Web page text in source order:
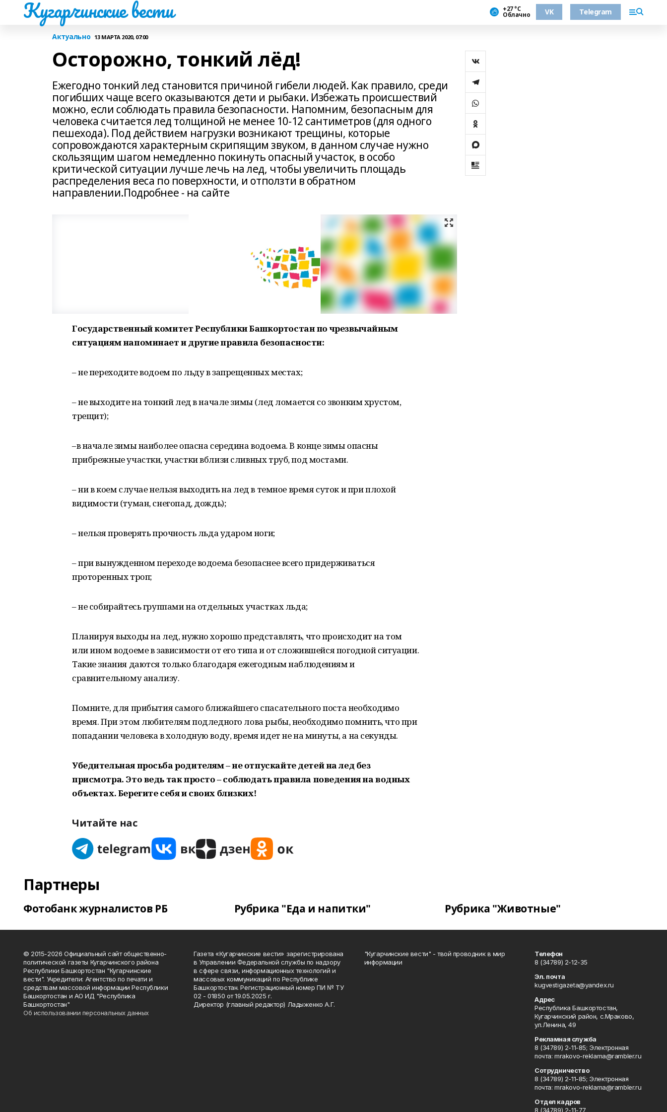
Кугарчинские вести +27 °С
Облачно VK Telegram
Актуально 13 МАРТА 2020, 07:00
Осторожно, тонкий лёд!
Ежегодно тонкий лед становится причиной гибели людей. Как правило, среди
погибших чаще всего оказываются дети и рыбаки. Избежать происшествий
можно, если соблюдать правила безопасности. Напомним, безопасным для
человека считается лед толщиной не менее 10-12 сантиметров (для одного
пешехода). Под действием нагрузки возникают трещины, которые
сопровождаются характерным скрипящим звуком, в данном случае нужно
скользящим шагом немедленно покинуть опасный участок, в особо
критической ситуации лучше лечь на лед, чтобы увеличить площадь
распределения веса по поверхности, и отползти в обратном
направлении.Подробнее - на сайте
Государственный комитет Республики Башкортостан по чрезвычайным
ситуациям напоминает и другие правила безопасности:
– не переходите водоем по льду в запрещенных местах;
– не выходите на тонкий лед в начале зимы (лед ломается со звонким хрустом,
трещит);
–в начале зимы наиболее опасна середина водоема. В конце зимы опасны
прибрежные участки, участки вблизи сливных труб, под мостами.
– ни в коем случае нельзя выходить на лед в темное время суток и при плохой
видимости (туман, снегопад, дождь);
– нельзя проверять прочность льда ударом ноги;
– при вынужденном переходе водоема безопаснее всего придерживаться
проторенных троп;
– не собирайтесь группами на отдельных участках льда;
Планируя выходы на лед, нужно хорошо представлять, что происходит на том
или ином водоеме в зависимости от его типа и от сложившейся погодной ситуации.
Такие знания даются только благодаря ежегодным наблюдениям и
сравнительному анализу.
Помните, для прибытия самого ближайшего спасательного поста необходимо
время. При этом любителям подледного лова рыбы, необходимо помнить, что при
попадании человека в холодную воду, время идет не на минуты, а на секунды.
Убедительная просьба родителям – не отпускайте детей на лед без
присмотра. Это ведь так просто – соблюдать правила поведения на водных
объектах. Берегите себя и своих близких!
Читайте нас
Партнеры
Фотобанк журналистов РБ Рубрика "Еда и напитки" Рубрика "Животные"
© 2015-2026 Официальный сайт общественно-
политической газеты Кугарчинского района
Республики Башкортостан "Кугарчинские
вести". Учредители: Агентство по печати и
средствам массовой информации Республики
Башкортостан и АО ИД "Республика
Башкортостан"
Об использовании персональных данных
Газета «Кугарчинские вести» зарегистрирована
в Управлении Федеральной службы по надзору
в сфере связи, информационных технологий и
массовых коммуникаций по Республике
Башкортостан. Регистрационный номер ПИ № ТУ
02 - 01850 от 19.05.2025 г.
Директор (главный редактор) Ладыженко А.Г.
"Кугарчинские вести" - твой проводник в мир
информации
Телефон
8 (34789) 2-12-35
Эл. почта
kugvestigazeta@yandex.ru
Адрес
Республика Башкортостан,
Кугарчинский район, с.Мраково,
ул.Ленина, 49
Рекламная служба
8 (34789) 2-11-85; Электронная
почта: mrakovo-reklama@rambler.ru
Сотрудничество
8 (34789) 2-11-85; Электронная
почта: mrakovo-reklama@rambler.ru
Отдел кадров
8 (34789) 2-11-77